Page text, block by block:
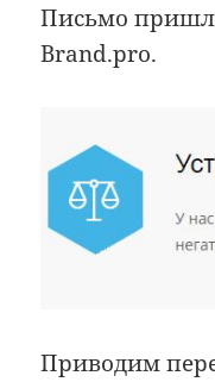
Письмо
Brand.pro.
Приводим